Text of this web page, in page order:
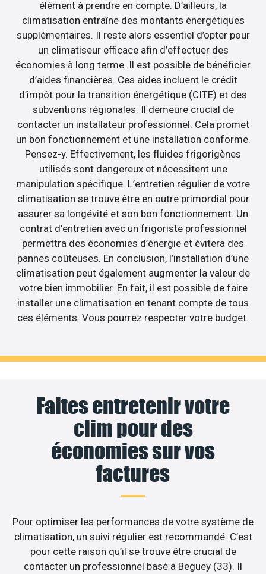
élément à prendre en compte. D’ailleurs, la
climatisation entraîne des montants énergétiques
supplémentaires. Il reste alors essentiel d’opter pour
un climatiseur efficace afin d’effectuer des
économies à long terme. Il est possible de bénéficier
d’aides financières. Ces aides incluent le crédit
d’impôt pour la transition énergétique (CITE) et des
subventions régionales. Il demeure crucial de
contacter un installateur professionnel. Cela promet
un bon fonctionnement et une installation conforme.
Pensez-y. Effectivement, les fluides frigorigènes
utilisés sont dangereux et nécessitent une
manipulation spécifique. L’entretien régulier de votre
climatisation se trouve être en outre primordial pour
assurer sa longévité et son bon fonctionnement. Un
contrat d’entretien avec un frigoriste professionnel
permettra des économies d’énergie et évitera des
pannes coûteuses. En conclusion, l’installation d’une
climatisation peut également augmenter la valeur de
votre bien immobilier. En fait, il est possible de faire
installer une climatisation en tenant compte de tous
ces éléments. Vous pourrez respecter votre budget.
Faites entretenir votre
clim pour des
économies sur vos
factures
Pour optimiser les performances de votre système de
climatisation, un suivi régulier est recommandé. C’est
pour cette raison qu’il se trouve être crucial de
contacter un professionnel basé à Beguey (33). Il